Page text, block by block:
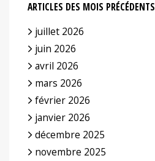
ARTICLES DES MOIS PRÉCÉDENTS
juillet 2026
juin 2026
avril 2026
mars 2026
février 2026
janvier 2026
décembre 2025
novembre 2025